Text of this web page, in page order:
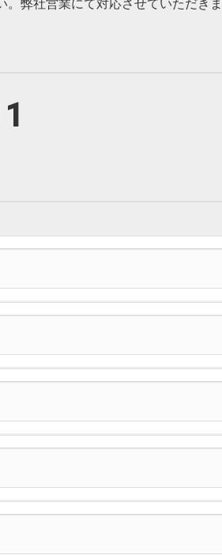
弊社営業にて対応させていただきま